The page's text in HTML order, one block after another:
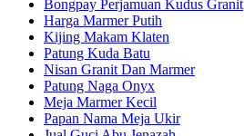
Bongpay Perjamuan Kudus Granit
Harga Marmer Putih
Kijing Makam Klaten
Patung Kuda Batu
Nisan Granit Dan Marmer
Patung Naga Onyx
Meja Marmer Kecil
Papan Nama Meja Ukir